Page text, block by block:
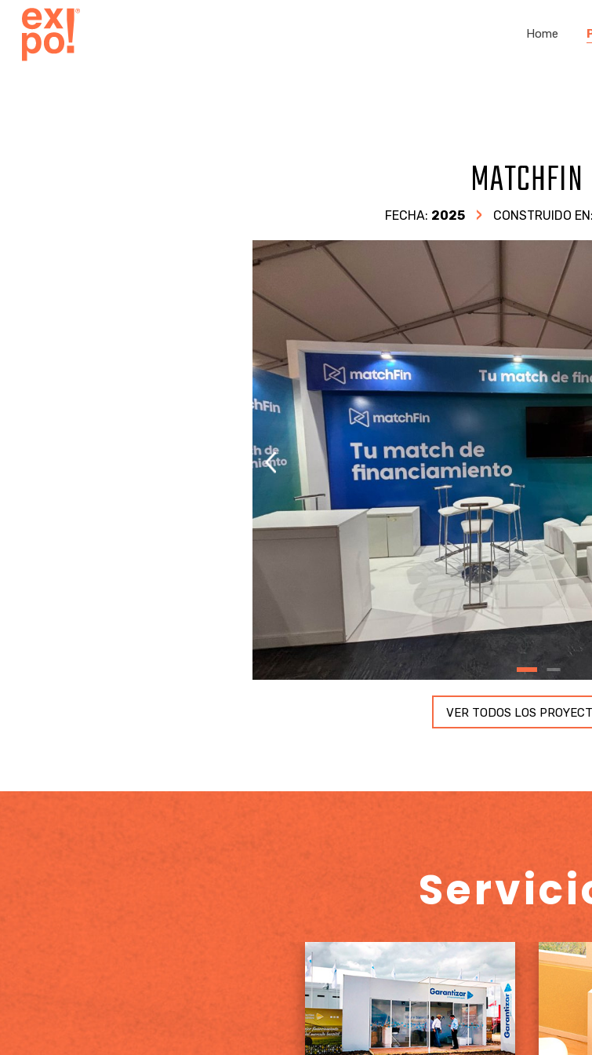
Home
MATCHFIN
FECHA: 2025 CONSTRUIDO EN:
VER TODOS LOS